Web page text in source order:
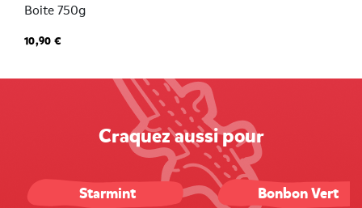
Boite 750g
10,90 €
Craquez aussi pour
Starmint Bonbon Vert